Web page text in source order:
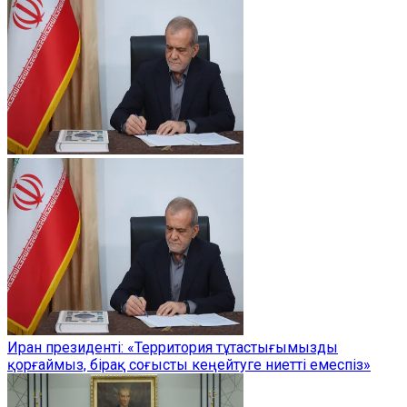
Иран президенті: «Территория тұтастығымызды
қорғаймыз, бірақ соғысты кеңейтуге ниетті емеспіз»